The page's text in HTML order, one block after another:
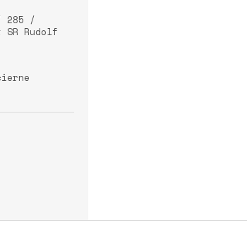
285 /
SR Rudolf